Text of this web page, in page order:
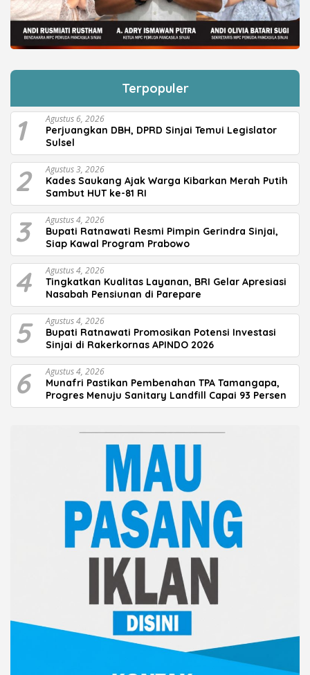
Terpopuler
1 Agustus 6, 2026
Perjuangkan DBH, DPRD Sinjai Temui Legislator
Sulsel
2 Agustus 3, 2026
Kades Saukang Ajak Warga Kibarkan Merah Putih
Sambut HUT ke-81 RI
3 Agustus 4, 2026
Bupati Ratnawati Resmi Pimpin Gerindra Sinjai,
Siap Kawal Program Prabowo
4 Agustus 4, 2026
Tingkatkan Kualitas Layanan, BRI Gelar Apresiasi
Nasabah Pensiunan di Parepare
5 Agustus 4, 2026
Bupati Ratnawati Promosikan Potensi Investasi
Sinjai di Rakerkornas APINDO 2026
6 Agustus 4, 2026
Munafri Pastikan Pembenahan TPA Tamangapa,
Progres Menuju Sanitary Landfill Capai 93 Persen